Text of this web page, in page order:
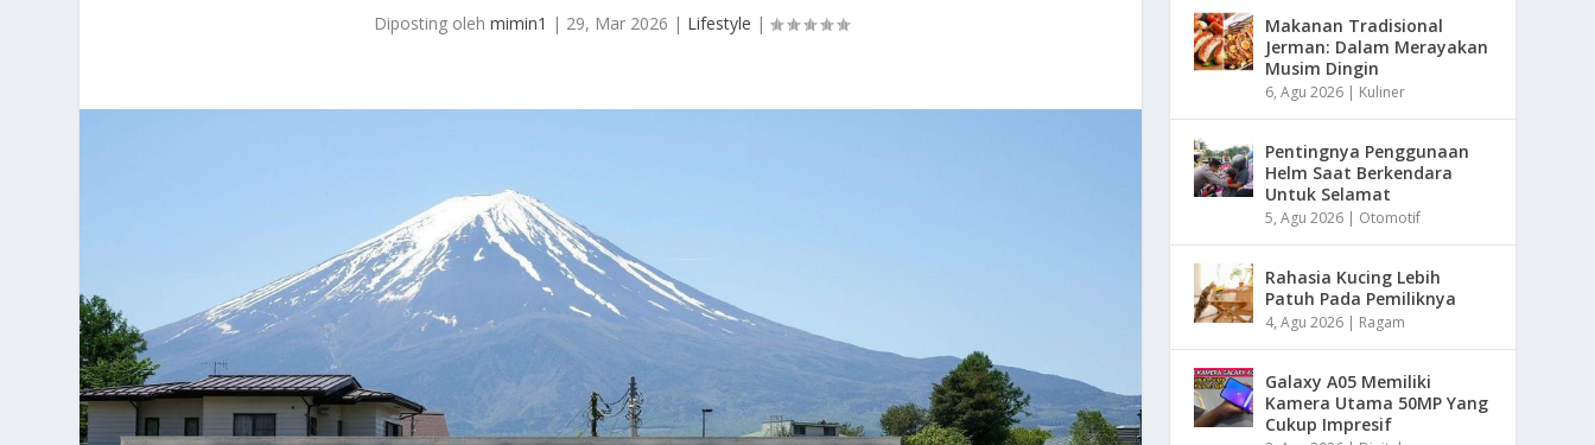
Diposting oleh mimin1 | 29, Mar 2026 | Lifestyle |
Makanan Tradisional
Jerman: Dalam Merayakan
Musim Dingin
6, Agu 2026 | Kuliner
Pentingnya Penggunaan
Helm Saat Berkendara
Untuk Selamat
5, Agu 2026 | Otomotif
Rahasia Kucing Lebih
Patuh Pada Pemiliknya
4, Agu 2026 | Ragam
Galaxy A05 Memiliki
Kamera Utama 50MP Yang
Cukup Impresif